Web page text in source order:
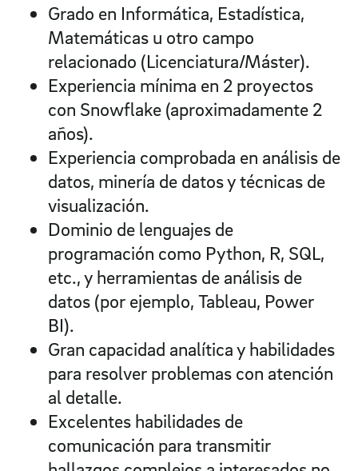
Grado en Informática, Estadística,
Matemáticas u otro campo
relacionado (Licenciatura/Máster).
Experiencia mínima en 2 proyectos
con Snowflake (aproximadamente 2
años).
Experiencia comprobada en análisis de
datos, minería de datos y técnicas de
visualización.
Dominio de lenguajes de
programación como Python, R, SQL,
etc., y herramientas de análisis de
datos (por ejemplo, Tableau, Power
BI).
Gran capacidad analítica y habilidades
para resolver problemas con atención
al detalle.
Excelentes habilidades de
comunicación para transmitir